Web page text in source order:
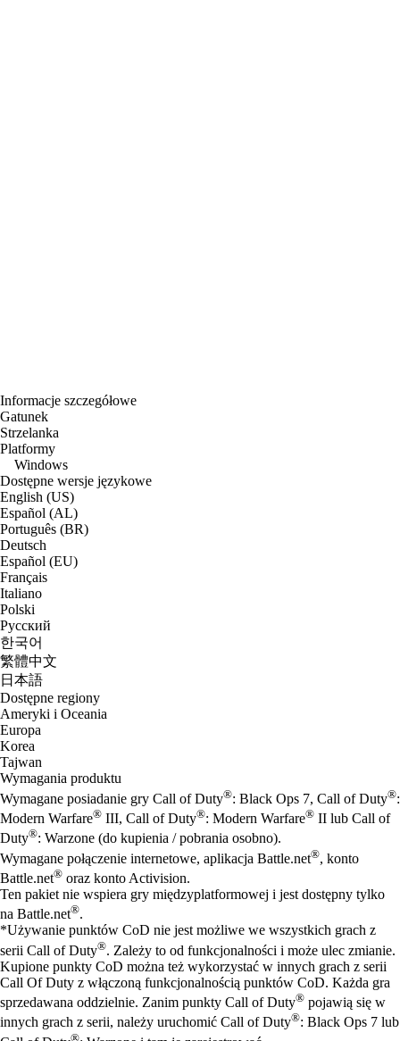
Informacje szczegółowe
Gatunek
Strzelanka
Platformy
Windows
Dostępne wersje językowe
English (US)
Español (AL)
Português (BR)
Deutsch
Español (EU)
Français
Italiano
Polski
Русский
한국어
繁體中文
日本語
Dostępne regiony
Ameryki i Oceania
Europa
Korea
Tajwan
Wymagania produktu
Wymagane posiadanie gry Call of Duty®: Black Ops 7, Call of Duty®:
Modern Warfare® III, Call of Duty®: Modern Warfare® II lub Call of
Duty®: Warzone (do kupienia / pobrania osobno).
Wymagane połączenie internetowe, aplikacja Battle.net®, konto
Battle.net® oraz konto Activision.
Ten pakiet nie wspiera gry międzyplatformowej i jest dostępny tylko
na Battle.net®.
*Używanie punktów CoD nie jest możliwe we wszystkich grach z
serii Call of Duty®. Zależy to od funkcjonalności i może ulec zmianie.
Kupione punkty CoD można też wykorzystać w innych grach z serii
Call Of Duty z włączoną funkcjonalnością punktów CoD. Każda gra
sprzedawana oddzielnie. Zanim punkty Call of Duty® pojawią się w
innych grach z serii, należy uruchomić Call of Duty®: Black Ops 7 lub
®